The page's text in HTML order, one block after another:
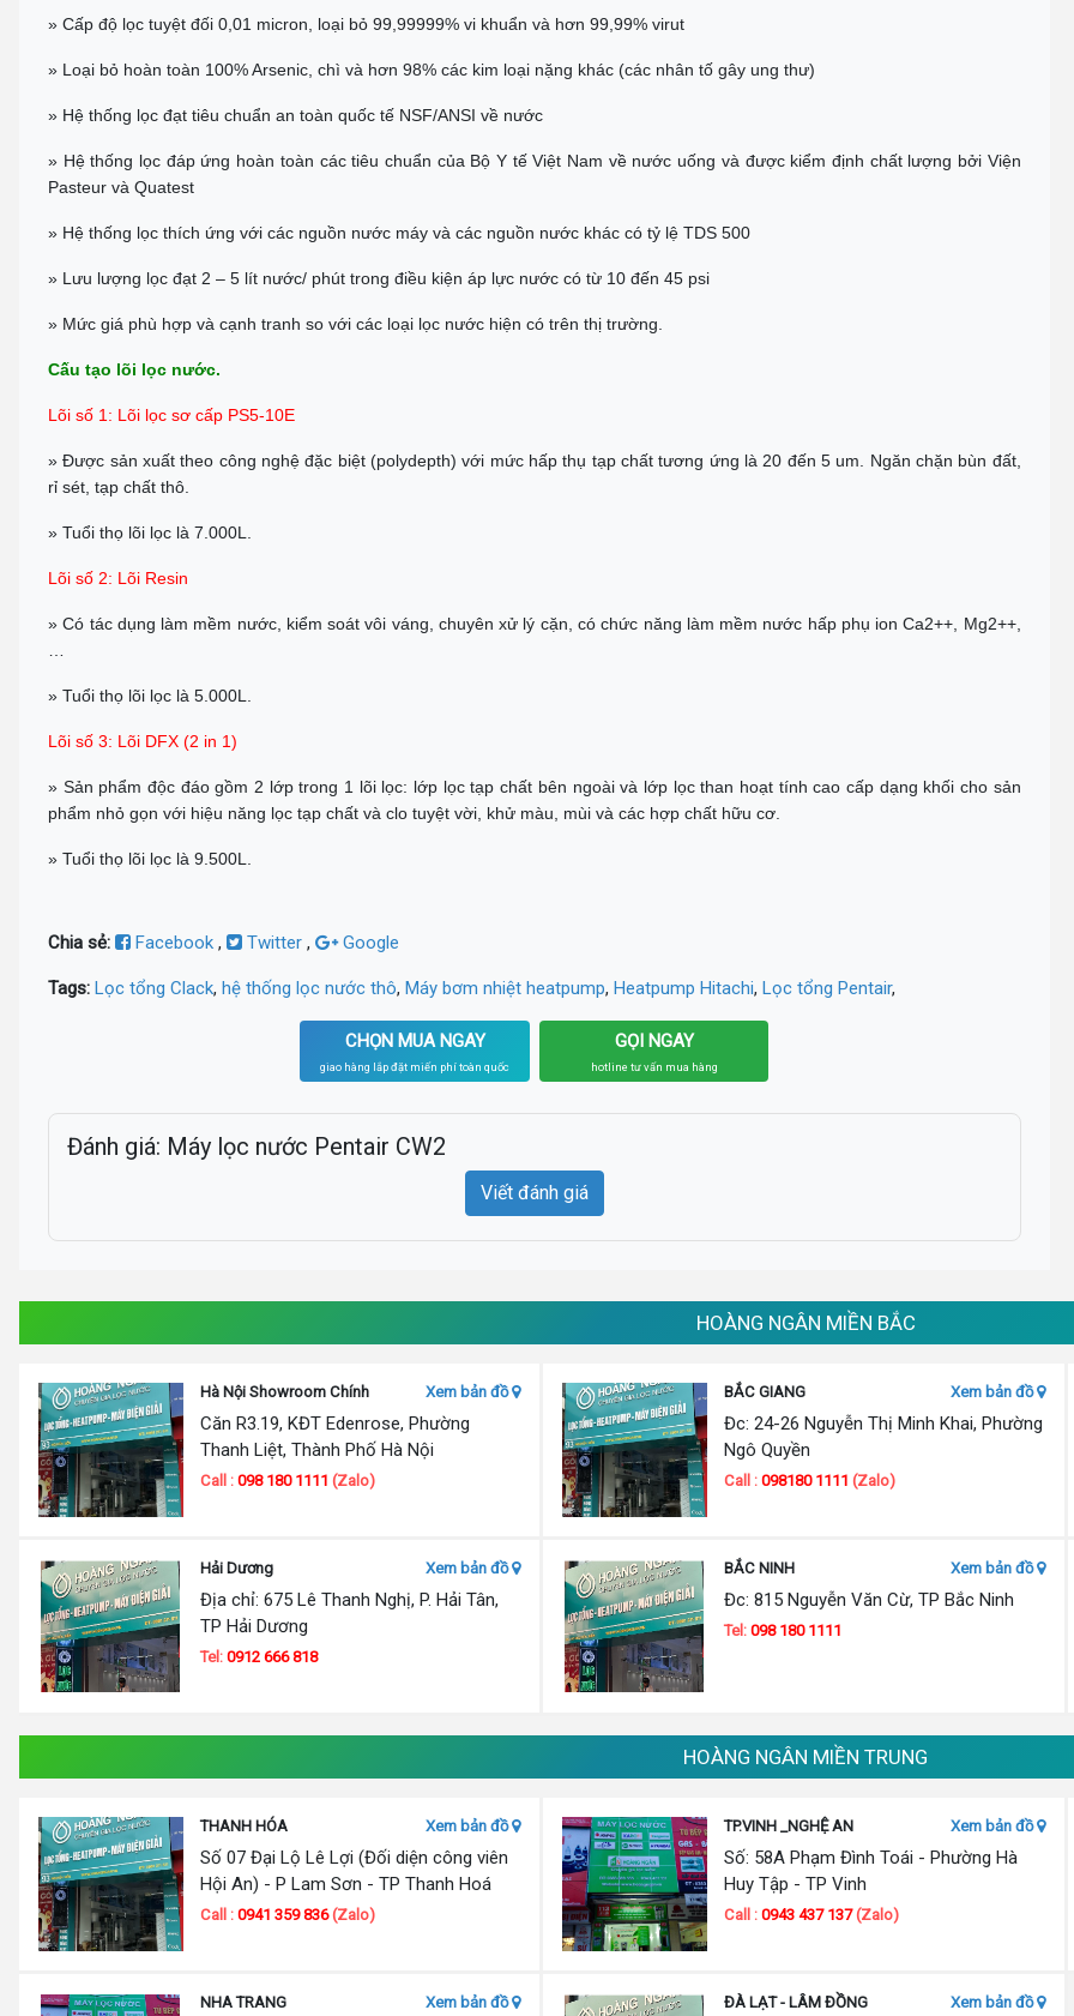
» Cấp độ lọc tuyệt đối 0,01 micron, loại bỏ 99,99999% vi khuẩn và hơn 99,99% virut
» Loại bỏ hoàn toàn 100% Arsenic, chì và hơn 98% các kim loại nặng khác (các nhân tố gây ung thư)
» Hệ thống lọc đạt tiêu chuẩn an toàn quốc tế NSF/ANSI về nước
» Hệ thống lọc đáp ứng hoàn toàn các tiêu chuẩn của Bộ Y tế Việt Nam về nước uống và được kiểm định chất lượng bởi Viện
Pasteur và Quatest
» Hệ thống lọc thích ứng với các nguồn nước máy và các nguồn nước khác có tỷ lệ TDS 500
» Lưu lượng lọc đạt 2 – 5 lít nước/ phút trong điều kiện áp lực nước có từ 10 đến 45 psi
» Mức giá phù hợp và cạnh tranh so với các loại lọc nước hiện có trên thị trường.
Cấu tạo lõi lọc nước.
Lõi số 1: Lõi lọc sơ cấp PS5-10E
» Được sản xuất theo công nghệ đặc biệt (polydepth) với mức hấp thụ tạp chất tương ứng là 20 đến 5 um. Ngăn chặn bùn đất,
rỉ sét, tạp chất thô.
» Tuổi thọ lõi lọc là 7.000L.
Lõi số 2: Lõi Resin
» Có tác dụng làm mềm nước, kiểm soát vôi váng, chuyên xử lý cặn, có chức năng làm mềm nước hấp phụ ion Ca2++, Mg2++,
…
» Tuổi thọ lõi lọc là 5.000L.
Lõi số 3: Lõi DFX (2 in 1)
» Sản phẩm độc đáo gồm 2 lớp trong 1 lõi lọc: lớp lọc tạp chất bên ngoài và lớp lọc than hoạt tính cao cấp dạng khối cho sản
phẩm nhỏ gọn với hiệu năng lọc tạp chất và clo tuyệt vời, khử màu, mùi và các hợp chất hữu cơ.
» Tuổi thọ lõi lọc là 9.500L.
Chia sẻ: Facebook , Twitter , Google
Tags: Lọc tổng Clack, hệ thống lọc nước thô, Máy bơm nhiệt heatpump, Heatpump Hitachi, Lọc tổng Pentair,
CHỌN MUA NGAY
giao hàng lắp đặt miến phí toàn quốc
GỌI NGAY
hotline tư vấn mua hàng
Đánh giá: Máy lọc nước Pentair CW2
Viết đánh giá
HOÀNG NGÂN MIỀN BẮC
Hà Nội Showroom Chính Xem bản đồ
Căn R3.19, KĐT Edenrose, Phường
Thanh Liệt, Thành Phố Hà Nội
Call : 098 180 1111 (Zalo)
BẮC GIANG Xem bản đồ
Đc: 24-26 Nguyễn Thị Minh Khai, Phường
Ngô Quyền
Call :098180 1111 (Zalo)
Hải Dương Xem bản đồ
Địa chỉ: 675 Lê Thanh Nghị, P. Hải Tân,
TP Hải Dương
Tel: 0912 666 818
BẮC NINH Xem bản đồ
Đc: 815 Nguyễn Văn Cừ, TP Bắc Ninh
Tel:098 180 1111
HOÀNG NGÂN MIỀN TRUNG
THANH HÓA Xem bản đồ
Số 07 Đại Lộ Lê Lợi (Đối diện công viên
Hội An) - P Lam Sơn - TP Thanh Hoá
Call : 0941 359 836(Zalo)
TP.VINH _NGHỆ AN Xem bản đồ
Số: 58A Phạm Đình Toái - Phường Hà
Huy Tập - TP Vinh
Call :0943 437 137(Zalo)
NHA TRANG Xem bản đồ ĐÀ LẠT - LÂM ĐỒNG Xem bản đồ